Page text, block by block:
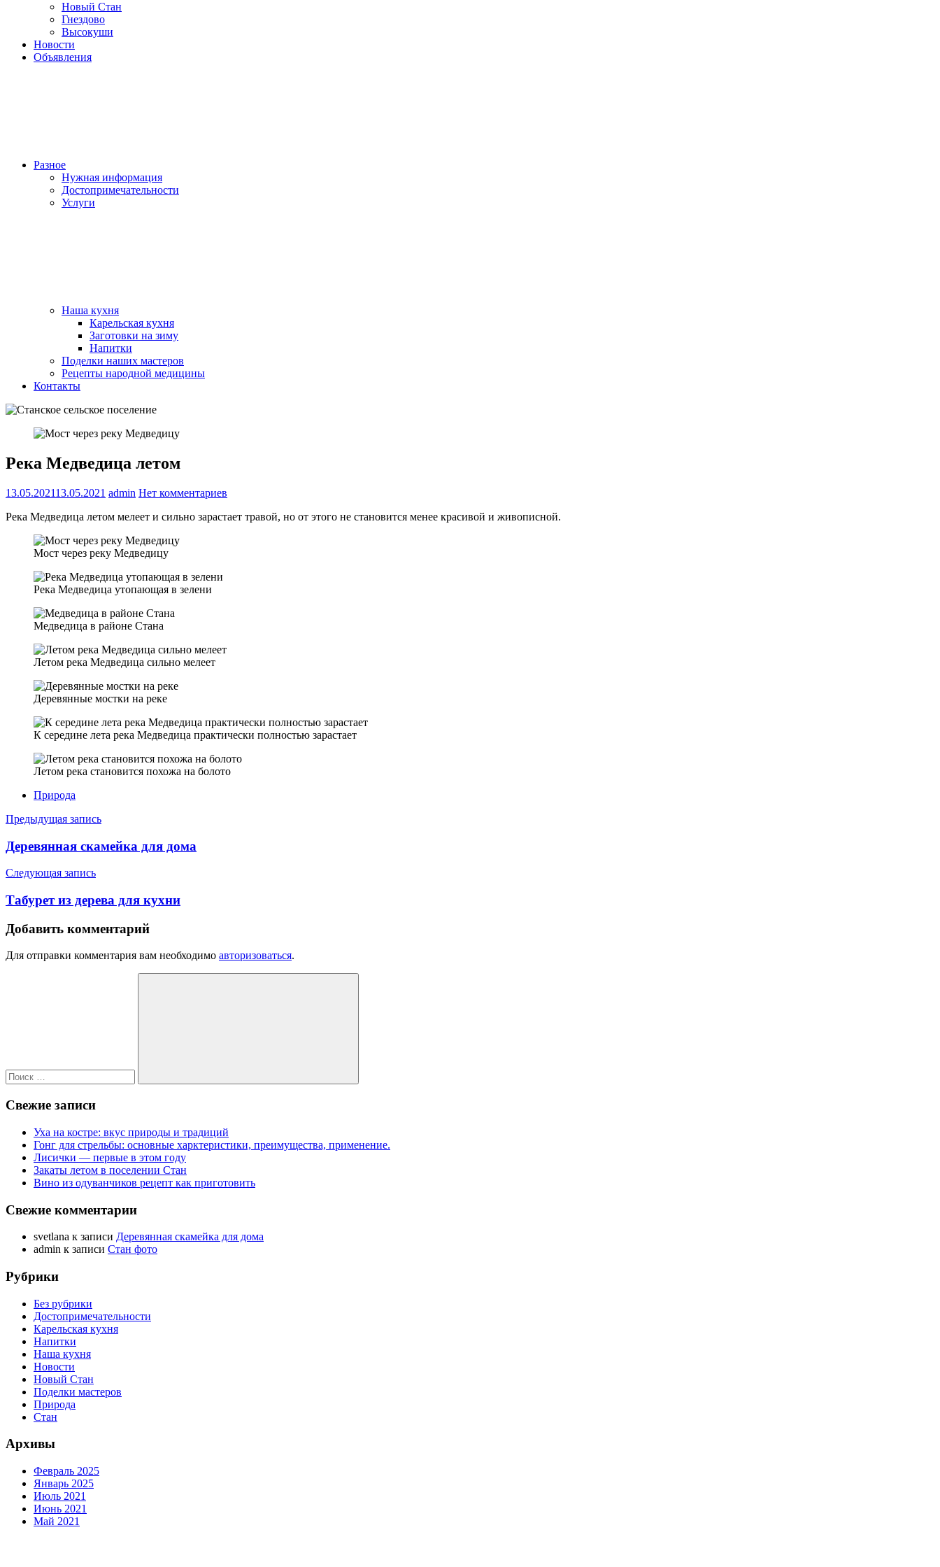
Новый Стан
Гнездово
Высокуши
Новости
Объявления
Разное
Нужная информация
Достопримечательности
Услуги
Наша кухня
Карельская кухня
Заготовки на зиму
Напитки
Поделки наших мастеров
Рецепты народной медицины
Контакты
Река Медведица летом
13.05.202113.05.2021 admin Нет комментариев
Река Медведица летом мелеет и сильно зарастает травой, но от этого не становится менее красивой и живописной.
Мост через реку Медведицу
Река Медведица утопающая в зелени
Медведица в районе Стана
Летом река Медведица сильно мелеет
Деревянные мостки на реке
К середине лета река Медведица практически полностью зарастает
Летом река становится похожа на болото
Природа
Навигация
по
записям
Предыдущая запись
Деревянная скамейка для дома
Следующая запись
Табурет из дерева для кухни
Добавить комментарий
Для отправки комментария вам необходимо авторизоваться.
Поиск
Свежие записи
Уха на костре: вкус природы и традиций
Гонг для стрельбы: основные харктеристики, преимущества, применение.
Лисички — первые в этом году
Закаты летом в поселении Стан
Вино из одуванчиков рецепт как приготовить
Свежие комментарии
svetlana к записи Деревянная скамейка для дома
admin к записи Стан фото
Рубрики
Без рубрики
Достопримечательности
Карельская кухня
Напитки
Наша кухня
Новости
Новый Стан
Поделки мастеров
Природа
Стан
Архивы
Февраль 2025
Январь 2025
Июль 2021
Июнь 2021
Май 2021